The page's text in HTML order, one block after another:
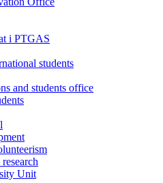
i PTGAS
students
and students office
Unit